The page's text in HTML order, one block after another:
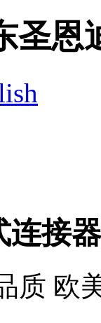
圣恩
连接
质 欧